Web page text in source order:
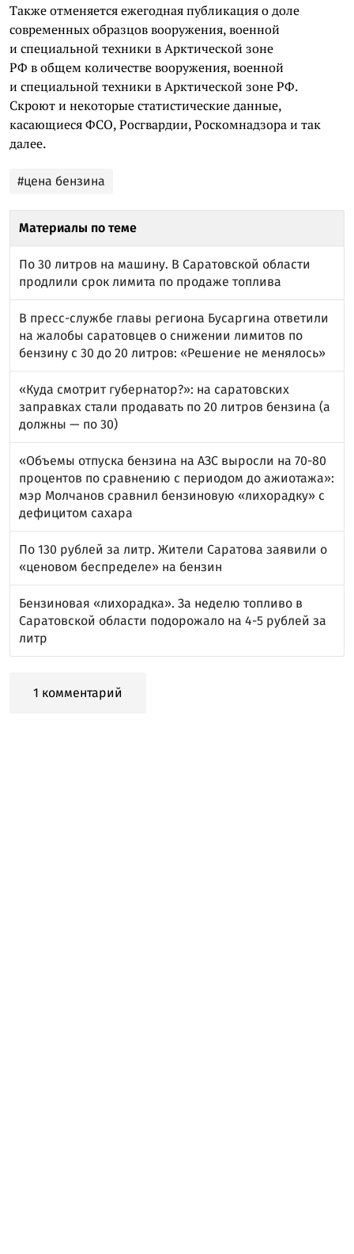
Также отменяется ежегодная публикация о доле
современных образцов вооружения, военной
и специальной техники в Арктической зоне
РФ в общем количестве вооружения, военной
и специальной техники в Арктической зоне РФ.
Скроют и некоторые статистические данные,
касающиеся ФСО, Росгвардии, Роскомнадзора и так
далее.
#цена бензина
Материалы по теме
По 30 литров на машину. В Саратовской области
продлили срок лимита по продаже топлива
В пресс-службе главы региона Бусаргина ответили
на жалобы саратовцев о снижении лимитов по
бензину с 30 до 20 литров: «Решение не менялось»
«Куда смотрит губернатор?»: на саратовских
заправках стали продавать по 20 литров бензина (а
должны — по 30)
«Объемы отпуска бензина на АЗС выросли на 70-80
процентов по сравнению с периодом до ажиотажа»:
мэр Молчанов сравнил бензиновую «лихорадку» с
дефицитом сахара
По 130 рублей за литр. Жители Саратова заявили о
«ценовом беспределе» на бензин
Бензиновая «лихорадка». За неделю топливо в
Саратовской области подорожало на 4-5 рублей за
литр
1 комментарий